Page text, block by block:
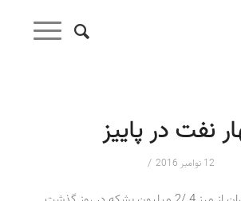
نفت در پاییز
12 نوامبر 2016 /